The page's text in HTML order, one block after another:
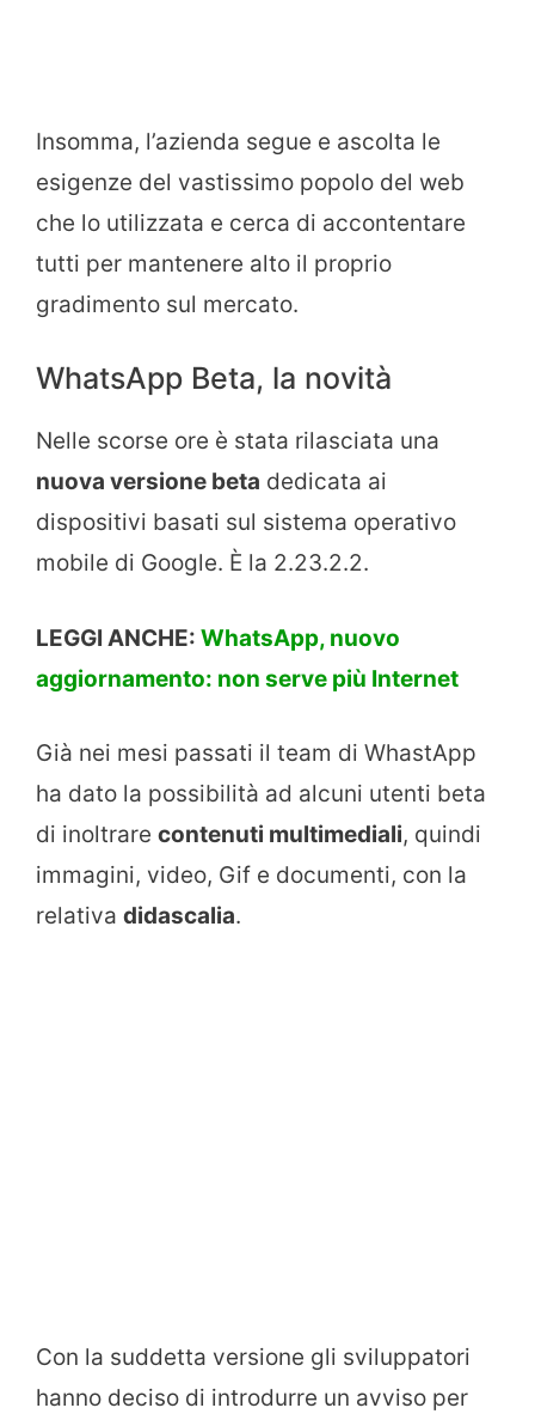
Insomma, l’azienda segue e ascolta le
esigenze del vastissimo popolo del web
che lo utilizzata e cerca di accontentare
tutti per mantenere alto il proprio
gradimento sul mercato.
WhatsApp Beta, la novità
Nelle scorse ore è stata rilasciata una
nuova versione beta dedicata ai
dispositivi basati sul sistema operativo
mobile di Google. È la 2.23.2.2.
LEGGI ANCHE: WhatsApp, nuovo
aggiornamento: non serve più Internet
Già nei mesi passati il team di WhastApp
ha dato la possibilità ad alcuni utenti beta
di inoltrare contenuti multimediali, quindi
immagini, video, Gif e documenti, con la
relativa didascalia.
Con la suddetta versione gli sviluppatori
hanno deciso di introdurre un avviso per